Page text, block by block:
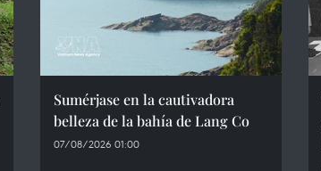
Sumérjase en la cautivadora
belleza de la bahía de Lang Co
07/08/2026 01:00